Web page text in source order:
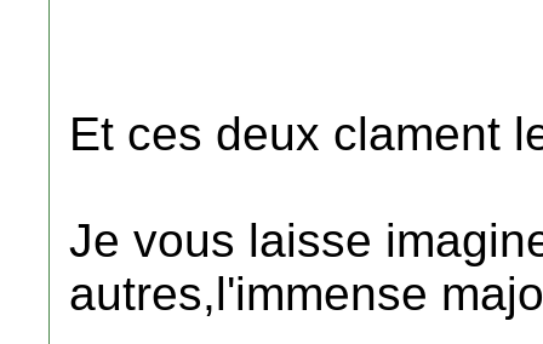
Et ces deux clament
Je vous laisse
autres,l'immense